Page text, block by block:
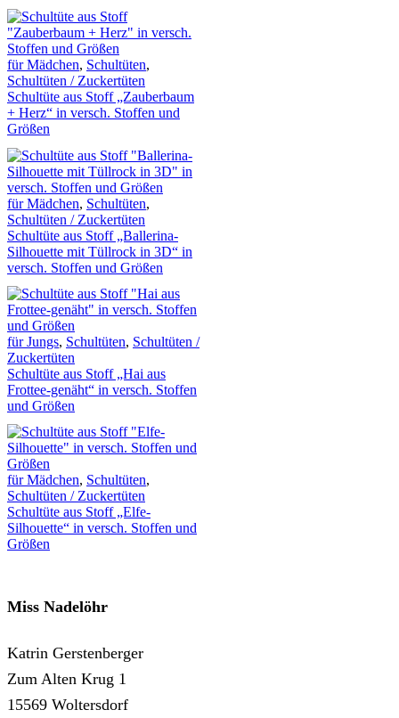
für Mädchen, Schultüten,
Schultüten / Zuckertüten
Schultüte aus Stoff „Zauberbaum
+ Herz“ in versch. Stoffen und
Größen
für Mädchen, Schultüten,
Schultüten / Zuckertüten
Schultüte aus Stoff „Ballerina-
Silhouette mit Tüllrock in 3D“ in
versch. Stoffen und Größen
für Jungs, Schultüten, Schultüten /
Zuckertüten
Schultüte aus Stoff „Hai aus
Frottee-genäht“ in versch. Stoffen
und Größen
für Mädchen, Schultüten,
Schultüten / Zuckertüten
Schultüte aus Stoff „Elfe-
Silhouette“ in versch. Stoffen und
Größen
Miss Nadelöhr
Katrin Gerstenberger
Zum Alten Krug 1
15569 Woltersdorf